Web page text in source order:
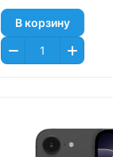
В корзину